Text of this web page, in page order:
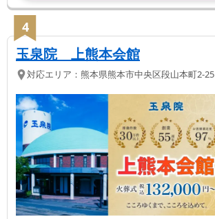
4
玉泉院 上熊本会館
対応エリア： 熊本県熊本市中央区段山本町2-25